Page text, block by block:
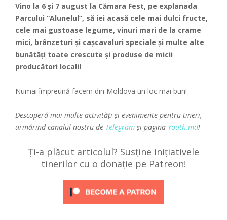
Vino la 6 și 7 august la Cămara Fest, pe explanada
Parcului “Alunelul”, să iei acasă cele mai dulci fructe,
cele mai gustoase legume, vinuri mari de la crame
mici, brânzeturi și cașcavaluri speciale și multe alte
bunătăți toate crescute și produse de micii
producători locali!
Numai împreună facem din Moldova un loc mai bun!
Descoperă mai multe activități și evenimente pentru tineri,
urmărind canalul nostru de Telegram și pagina Youth.md!
Ți-a plăcut articolul? Susține inițiativele
tinerilor cu o donație pe Patreon!